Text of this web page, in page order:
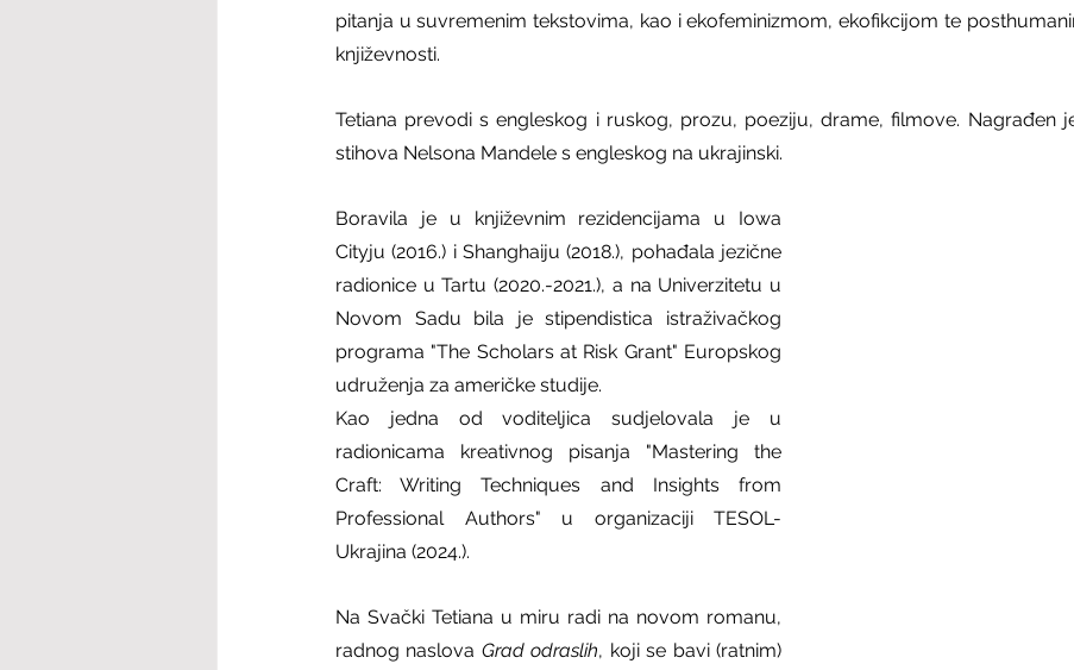
pitanja u suvremenim tekstovima, kao i ekofeminizmom, ekofikcijom te
književnosti.
Tetiana prevodi s engleskog i ruskog, prozu, poeziju, drame, filmove. Nagrađen
stihova Nelsona Mandele s engleskog na ukrajinski.
Boravila je u književnim rezidencijama u Iowa
Cityju (2016.) i Shanghaiju (2018.), pohađala jezične
radionice u Tartu (2020.-2021.), a na Univerzitetu u
Novom Sadu bila je stipendistica istraživačkog
programa "The Scholars at Risk Grant" Europskog
udruženja za američke studije.
Kao jedna od voditeljica sudjelovala je u
radionicama kreativnog pisanja "Mastering the
Craft: Writing Techniques and Insights from
Professional Authors" u organizaciji TESOL-
Ukrajina (2024.).
Na Svački Tetiana u miru radi na novom romanu,
radnog naslova Grad odraslih, koji se bavi (ratnim)